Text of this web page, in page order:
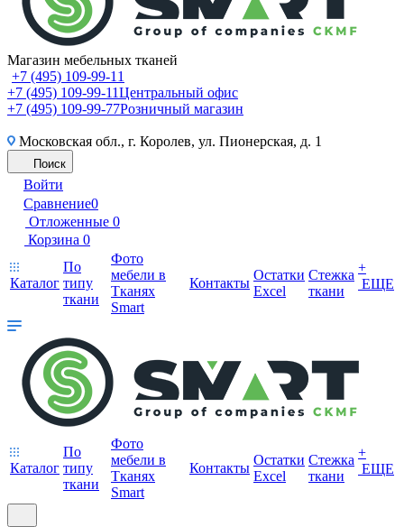
Магазин мебельных тканей
+7 (495) 109-99-11
+7 (495) 109-99-11Центральный офис
+7 (495) 109-99-77Розничный магазин
Московская обл., г. Королев, ул. Пионерская, д. 1
Поиск
Войти
Сравнение0
Отложенные 0
Корзина 0
Каталог
По
типу
ткани
Фото
мебели в
Тканях
Smart
Контакты
Остатки
Excel
Стежка
ткани
+
ЕЩЕ
Каталог
По
типу
ткани
Фото
мебели в
Тканях
Smart
Контакты
Остатки
Excel
Стежка
ткани
+
ЕЩЕ